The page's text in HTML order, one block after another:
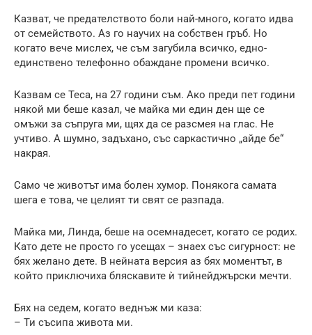
Казват, че предателството боли най-много, когато идва
от семейството. Аз го научих на собствен гръб. Но
когато вече мислех, че съм загубила всичко, едно-
единствено телефонно обаждане промени всичко.
Казвам се Теса, на 27 години съм. Ако преди пет години
някой ми беше казал, че майка ми един ден ще се
омъжи за съпруга ми, щях да се разсмея на глас. Не
учтиво. А шумно, задъхано, със саркастично „айде бе“
накрая.
Само че животът има болен хумор. Понякога самата
шега е това, че целият ти свят се разпада.
Майка ми, Линда, беше на осемнадесет, когато се родих.
Като дете не просто го усещах – знаех със сигурност: не
бях желано дете. В нейната версия аз бях моментът, в
който приключиха бляскавите ѝ тийнейджърски мечти.
Бях на седем, когато веднъж ми каза:
– Ти съсипа живота ми.